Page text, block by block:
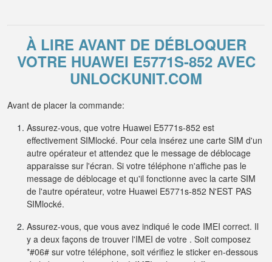
À LIRE AVANT DE DÉBLOQUER
VOTRE HUAWEI E5771S-852 AVEC
UNLOCKUNIT.COM
Avant de placer la commande:
Assurez-vous, que votre Huawei E5771s-852 est
effectivement SIMlocké. Pour cela insérez une carte SIM d'un
autre opérateur et attendez que le message de déblocage
apparaisse sur l'écran. Si votre téléphone n'affiche pas le
message de déblocage et qu'il fonctionne avec la carte SIM
de l'autre opérateur, votre Huawei E5771s-852 N'EST PAS
SIMlocké.
Assurez-vous, que vous avez indiqué le code IMEI correct. Il
y a deux façons de trouver l'IMEI de votre . Soit composez
*#06# sur votre téléphone, soit vérifiez le sticker en-dessous